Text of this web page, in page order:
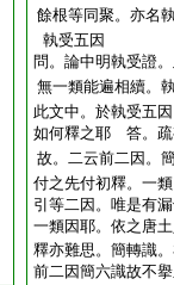
餘根等同聚。亦名
執受五因
問。論中明執受證
無一類能遍相續。
此文中。於執受五
如何釋之耶 答。疏
故。二云前二因。
付之先付初釋。一
引等二因。唯是有
一類因耶。依之唐
釋亦難思。簡轉識
前二因簡六識故不